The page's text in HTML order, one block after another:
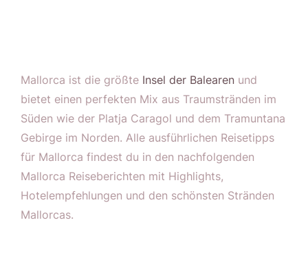
Mallorca ist die größte Insel der Balearen und
bietet einen perfekten Mix aus Traumstränden im
Süden wie der Platja Caragol und dem Tramuntana
Gebirge im Norden. Alle ausführlichen Reisetipps
für Mallorca findest du in den nachfolgenden
Mallorca Reiseberichten mit Highlights,
Hotelempfehlungen und den schönsten Stränden
Mallorcas.